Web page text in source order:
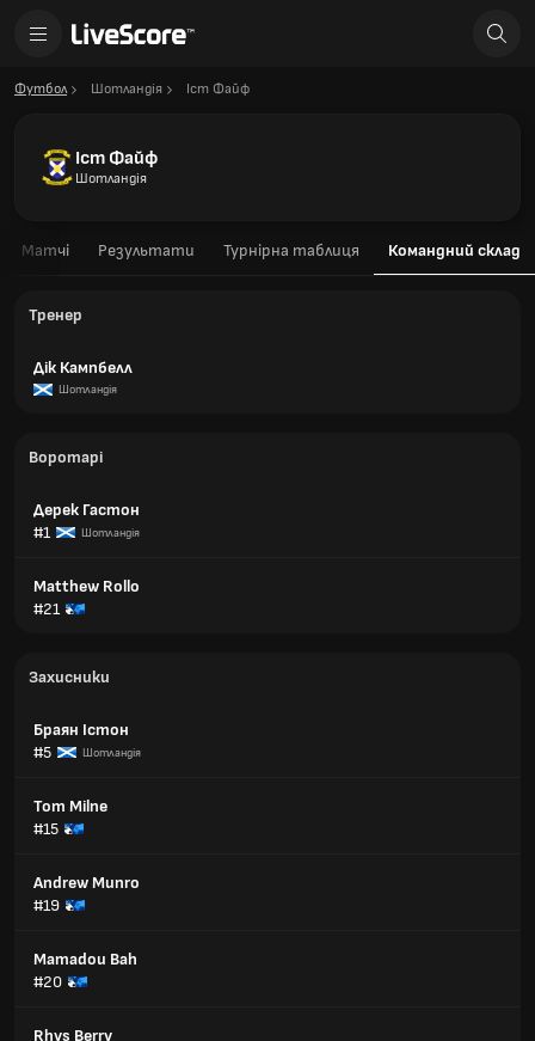
Футбол Шотландія Іст Файф
Іст Файф
Шотландія
Матчі Результати Турнірна таблиця Командний склад
Тренер
Дік Кампбелл
Шотландія
Воротарі
Дерек Гастон
#1
Шотландія
Matthew Rollo
#21
Захисники
Браян Істон
#5
Шотландія
Tom Milne
#15
Andrew Munro
#19
Mamadou Bah
#20
Rhys Berry